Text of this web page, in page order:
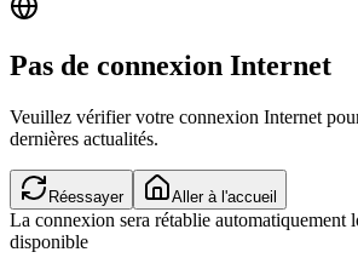
Pas de connexion Internet
Veuillez vérifier votre connexion Internet
dernières actualités.
Réessayer Aller à l'accueil
La connexion sera rétablie automatiquement
disponible